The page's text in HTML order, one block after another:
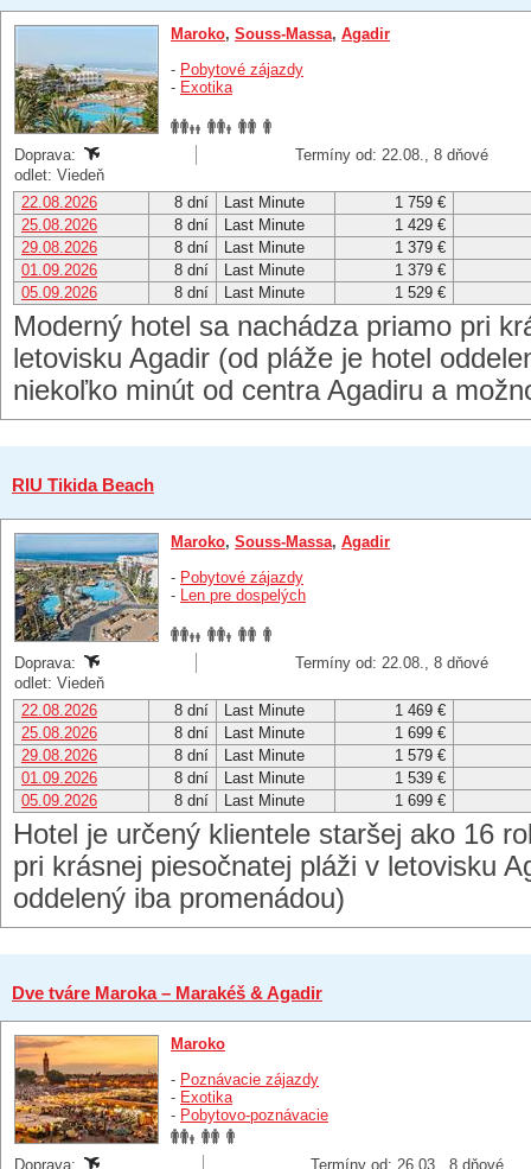
Maroko, Souss-Massa, Agadir
- Pobytové zájazdy
- Exotika
Doprava:
Termíny od: 22.08., 8 dňové
odlet: Viedeň
22.08.2026
8 dní Last Minute
1 759 €
25.08.2026
8 dní Last Minute
1 429 €
29.08.2026
8 dní Last Minute
1 379 €
01.09.2026
8 dní Last Minute
1 379 €
05.09.2026
8 dní Last Minute 1 529 €
Moderný hotel sa nachádza priamo pri
letovisku Agadir (od pláže je hotel
niekoľko minút od centra Agadiru a
RIU Tikida Beach
Maroko, Souss-Massa, Agadir
- Pobytové zájazdy
- Len pre dospelých
Doprava:
Termíny od: 22.08., 8 dňové
odlet: Viedeň
22.08.2026
8 dní Last Minute
1 469 €
25.08.2026
8 dní Last Minute
1 699 €
29.08.2026
8 dní Last Minute
1 579 €
01.09.2026
8 dní Last Minute
1 539 €
05.09.2026
8 dní Last Minute 1 699 €
Hotel je určený klientele staršej ako 16
pri krásnej piesočnatej pláži v letovisku
oddelený iba promenádou)
Dve tváre Maroka – Marakéš & Agadir
Maroko
- Poznávacie zájazdy
- Exotika
- Pobytovo-poznávacie
Doprava: Termíny od: 26.03., 8 dňové